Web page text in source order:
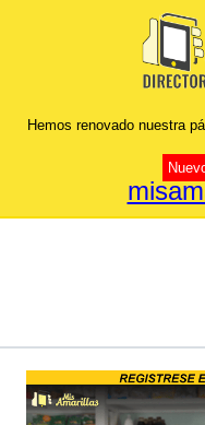
Hemos renovado nuestra